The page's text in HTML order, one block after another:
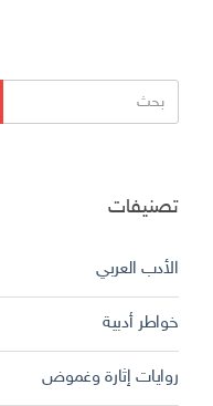
البحث
عن:
تصنيفات
الأدب العربي
خواطر أدبية
روايات إثارة وغموض